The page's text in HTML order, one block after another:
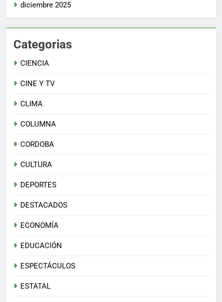
diciembre 2025
Categorias
CIENCIA
CINE Y TV
CLIMA
COLUMNA
CORDOBA
CULTURA
DEPORTES
DESTACADOS
ECONOMÍA
EDUCACIÓN
ESPECTÁCULOS
ESTATAL